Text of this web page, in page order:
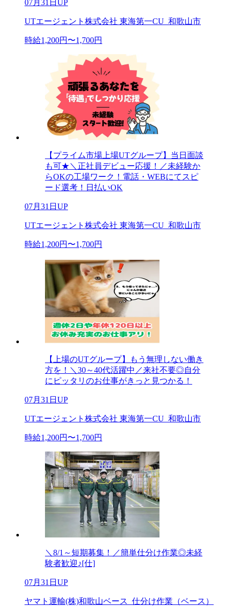
07月31日UP
UTエージェント株式会社 東海第一CU_和歌山市
時給1,200円〜1,700円
【プライム市場上場UTグループ】当日面談
も可★＼正社員デビュー応援！／未経験か
らOKの工場ワーク！電話・WEBにてスピ
ード選考！日払いOK
07月31日UP
UTエージェント株式会社 東海第一CU_和歌山市
時給1,200円〜1,700円
【上場のUTグループ】もう無理しない働き
方を！＼30～40代活躍中／来社不要◎自分
にピッタリのお仕事がきっと見つかる！
07月31日UP
UTエージェント株式会社 東海第一CU_和歌山市
時給1,200円〜1,700円
＼8/1～短期募集！／簡単仕分け作業◎未経
験者歓迎♪[仕]
07月31日UP
ヤマト運輸(株)和歌山ベース_仕分け作業（ベース）